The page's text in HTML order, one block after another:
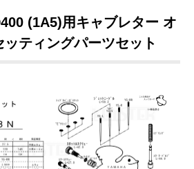
(1A5)用キャブレター オ
ティングパーツセット